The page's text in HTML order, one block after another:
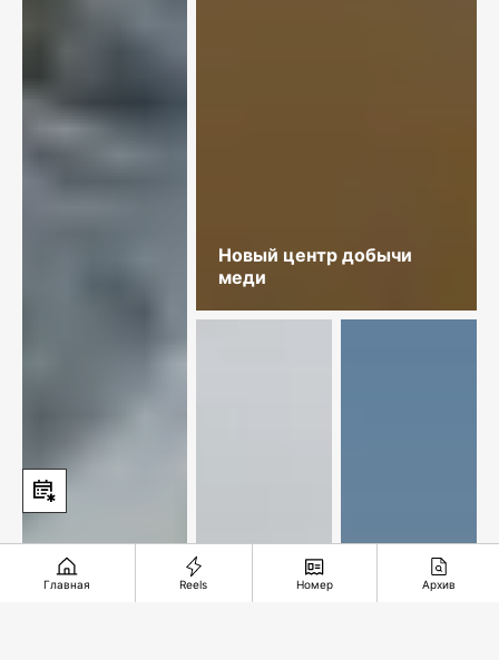
Новый центр добычи
меди
Главная Reels Номер Архив